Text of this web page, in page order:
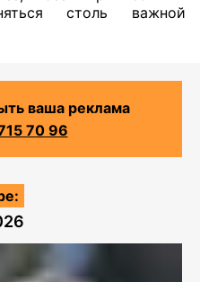
столь важной
ваша реклама
70 96